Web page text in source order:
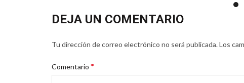
DEJA UN COMENTARIO
Tu dirección de correo electrónico no será publicada.Los
Comentario *